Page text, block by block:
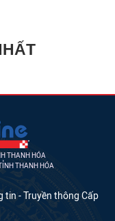
THANH HÓA
THANH HÓA
tin - Truyền thông Cấp